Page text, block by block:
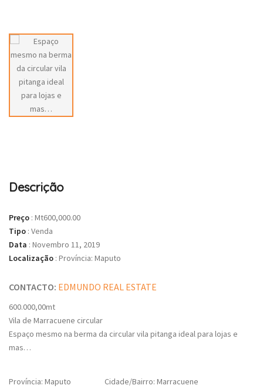
Descrição
Preço : Mt600,000.00
Tipo : Venda
Data : Novembro 11, 2019
Localização : Província: Maputo
CONTACTO: EDMUNDO REAL ESTATE
600.000,00mt
Vila de Marracuene circular
Espaço mesmo na berma da circular vila pitanga ideal para lojas e
mas…
Província: Maputo Cidade/Bairro: Marracuene